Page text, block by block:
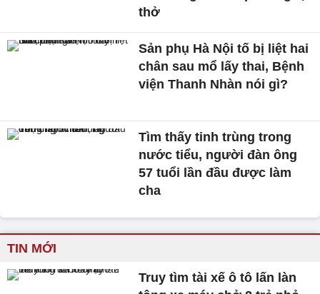
thở
Sản phụ Hà Nội tố bị liệt hai
chân sau mổ lấy thai, Bệnh
viện Thanh Nhàn nói gì?
Tìm thấy tinh trùng trong
nước tiểu, người đàn ông
57 tuổi lần đầu được làm
cha
TIN MỚI
Truy tìm tài xế ô tô lấn làn